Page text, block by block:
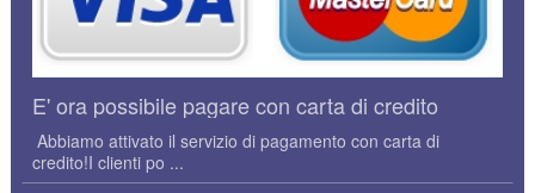
E' ora possibile pagare con carta di credito
Abbiamo attivato il servizio di pagamento con carta di
credito!I clienti po ...